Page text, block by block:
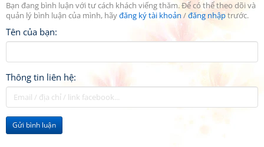
Bạn đang bình luận với tư cách khách viếng thăm. Để có thể theo dõi và
quản lý bình luận của mình, hãyđăng ký tài khoản /đăng nhậptrước.
Tên của bạn:
Thông tin liên hệ:
Gửi bình luận